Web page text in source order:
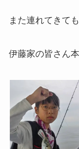
また連れてきて
伊藤家の皆さん